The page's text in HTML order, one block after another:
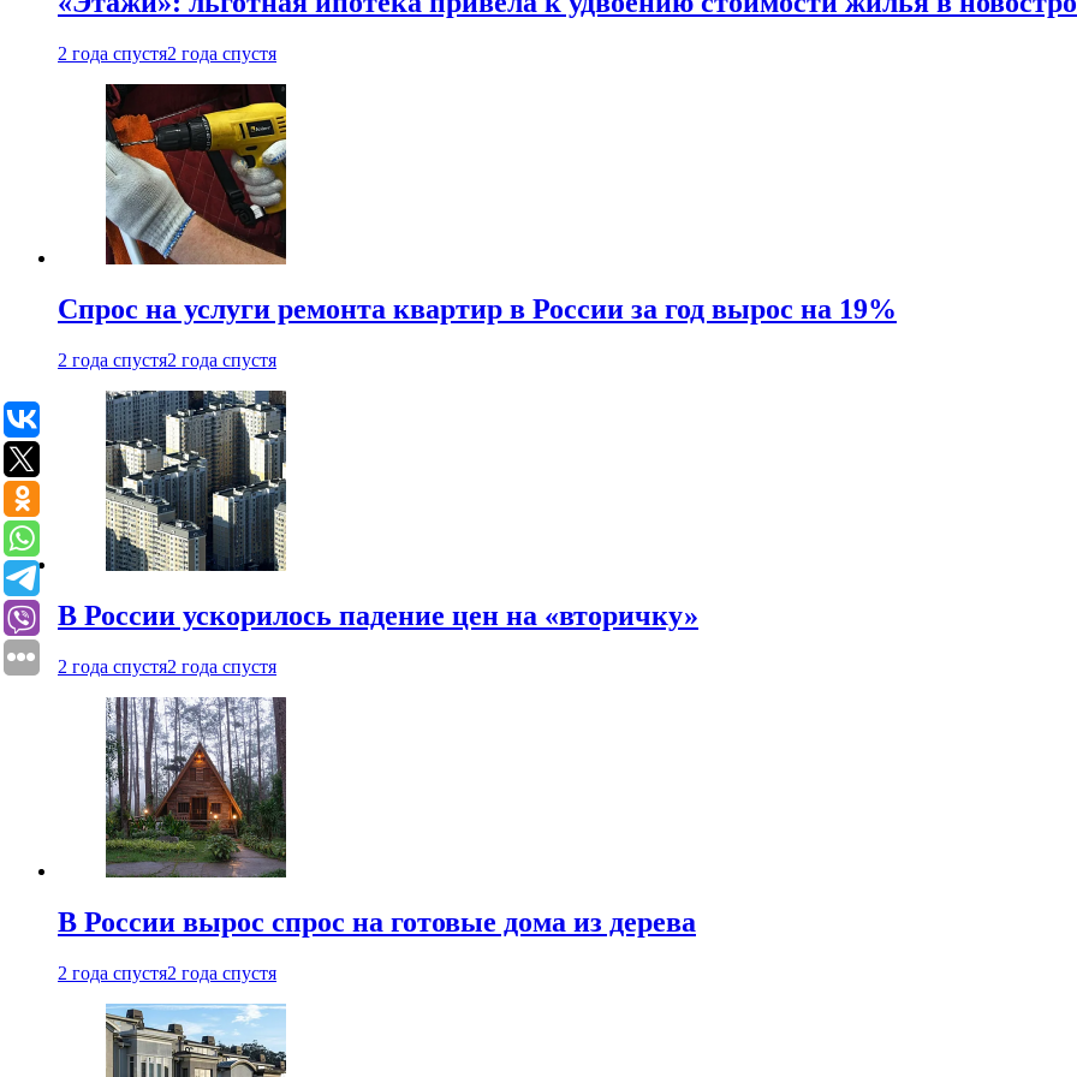
2 года спустя2 года спустя
Спрос на услуги ремонта квартир в России за год вырос на 19%
2 года спустя2 года спустя
В России ускорилось падение цен на «вторичку»
2 года спустя2 года спустя
В России вырос спрос на готовые дома из дерева
2 года спустя2 года спустя